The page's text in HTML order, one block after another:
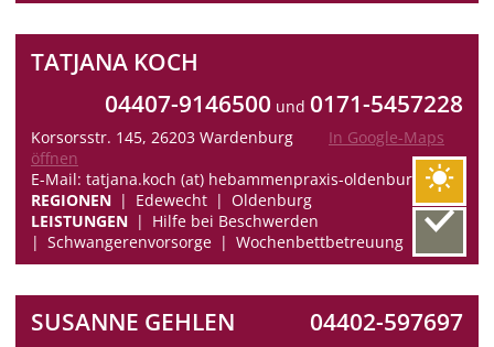
TATJANA KOCH
04407-9146500 und 0171-5457228
Korsorsstr. 145, 26203 Wardenburg
In Google-Maps
öffnen
E-Mail: tatjana.koch (at) hebammenpraxis-oldenburg.de
REGIONEN
Edewecht
Oldenburg
LEISTUNGEN
Hilfe bei Beschwerden
Schwangerenvorsorge
Wochenbettbetreuung
SUSANNE GEHLEN 04402-597697